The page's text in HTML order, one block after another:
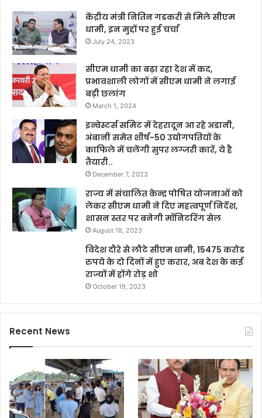
केंद्रीय मंत्री नितिन गडकरी से मिले सीएम
धामी, इन मुद्दों पर हुई चर्चा
July 24, 2023
सीएम धामी का बढ़ा रहा देश में कद,
प्रभावशाली लोगों में सीएम धामी ने लगाई
बड़ी छलांग
March 1, 2024
इन्वेस्टर्स समिट में देहरादून आ रहे अडानी,
अंबानी समेत शीर्ष-50 उद्योगपतियों के
काफिले में चलेंगी सुपर लग्जरी कारें, ये है
तैयारी..
December 7, 2023
राज्य में संचालित केन्द्र पोषित योजनाओं को
लेकर सीएम धामी ने दिए महत्वपूर्ण निर्देश,
शासन स्तर पर बनेगी मॉनिटरिंग सेल
August 18, 2023
विदेश दौरे से लौटे सीएम धामी, 15475 करोड
रुपये के दो दिनों में हुए करार, अब देश के कई
राज्यों में होंगे रोड़ शो
October 19, 2023
Recent News